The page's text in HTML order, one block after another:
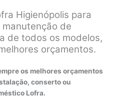
Higienópolis para
de
de todos os modelos,
orçamentos.
os melhores orçamentos
conserto ou
Lofra.